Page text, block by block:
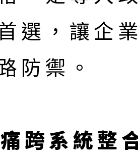
選，讓企
防禦。
跨系統整